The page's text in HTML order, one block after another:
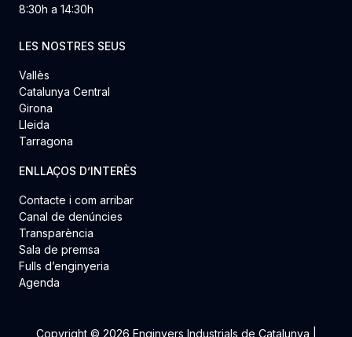
8:30h a 14:30h
LES NOSTRES SEUS
Vallès
Catalunya Central
Girona
Lleida
Tarragona
ENLLAÇOS D’INTERÈS
Contacte i com arribar
Canal de denúncies
Transparència
Sala de premsa
Fulls d’enginyeria
Agenda
Copyright © 2026 Enginyers Industrials de Catalunya |